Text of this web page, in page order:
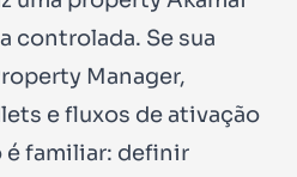
controlada. Se sua
Manager,
e fluxos de ativação
é familiar: definir